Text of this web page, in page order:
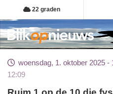
Overslaan
en
naar
de
gaan
22 graden
woensdag, 1. oktober 2025 -
12:09